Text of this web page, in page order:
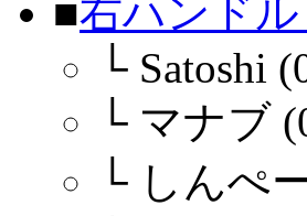
■右ハンド
└ Satoshi
└ マナブ
└ しんぺ